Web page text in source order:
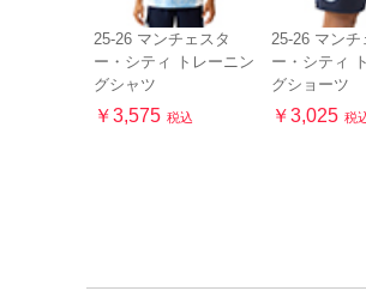
25-26 マンチェスタ
ー・シティ トレーニン
グシャツ
￥3,575 税込
25-26 マンチ
ー・シティ
グショーツ
￥3,025 税